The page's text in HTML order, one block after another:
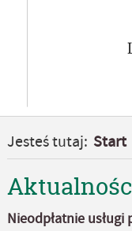
Jesteś tutaj: Start
Nieodpłatnie usługi